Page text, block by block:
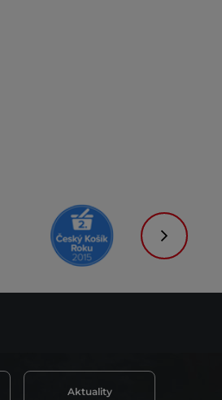
Aktuality